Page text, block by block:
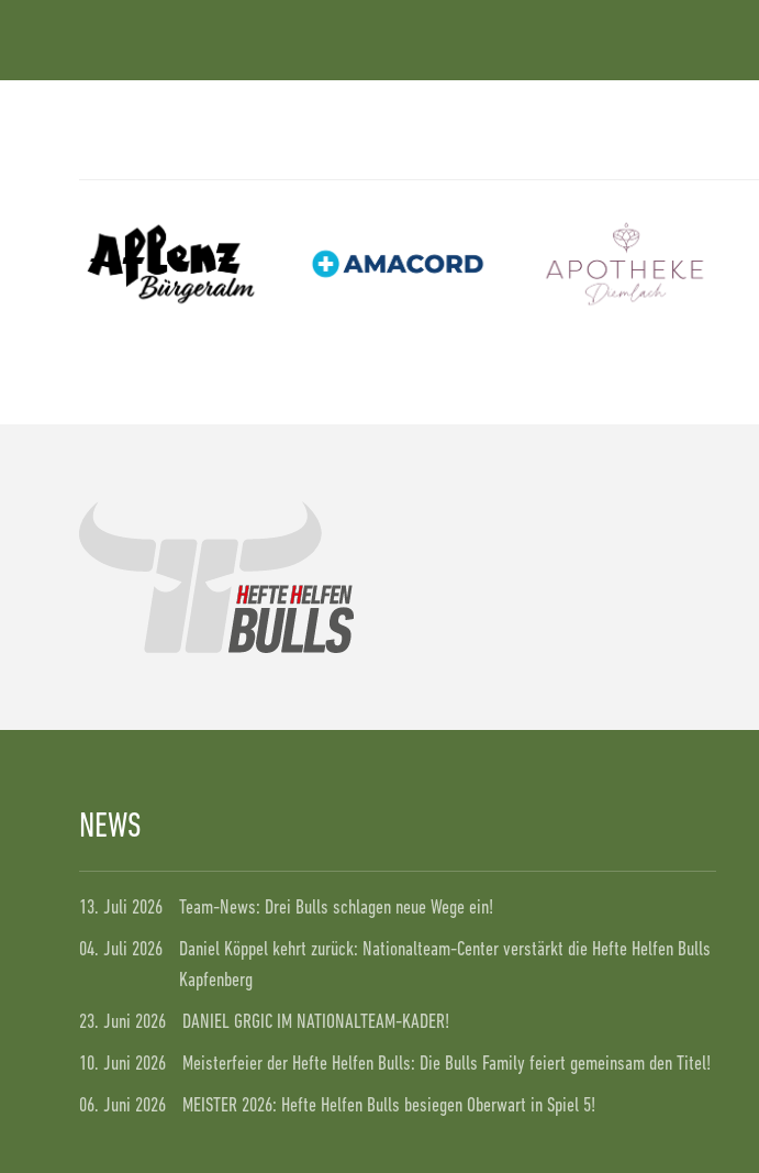
NEWS
13. Juli 2026
Team-News: Drei Bulls schlagen neue Wege ein!
04. Juli 2026
Daniel Köppel kehrt zurück: Nationalteam-Center verstärkt die Hefte Helfen Bulls
Kapfenberg
23. Juni 2026
DANIEL GRGIC IM NATIONALTEAM-KADER!
10. Juni 2026
Meisterfeier der Hefte Helfen Bulls: Die Bulls Family feiert gemeinsam den Titel!
06. Juni 2026
MEISTER 2026: Hefte Helfen Bulls besiegen Oberwart in Spiel 5!